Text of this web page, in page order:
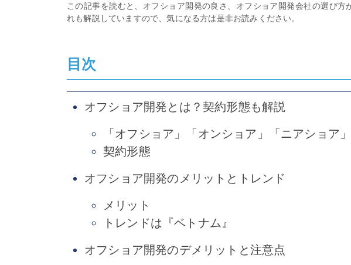
この記事を読むと、オフショア開発の良さ、オフショア開発会社の選び
れも解説していますので、気になる方は是非お読みください。
目次
オフショア開発とは？契約形態も解説
「オフショア」「オンショア」「ニアショア
契約形態
オフショア開発のメリットとトレンド
メリット
トレンドは『ベトナム』
オフショア開発のデメリットと注意点